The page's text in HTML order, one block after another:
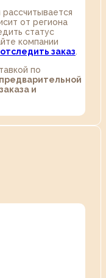
от региона
статус
компании
отследить заказ
по
и